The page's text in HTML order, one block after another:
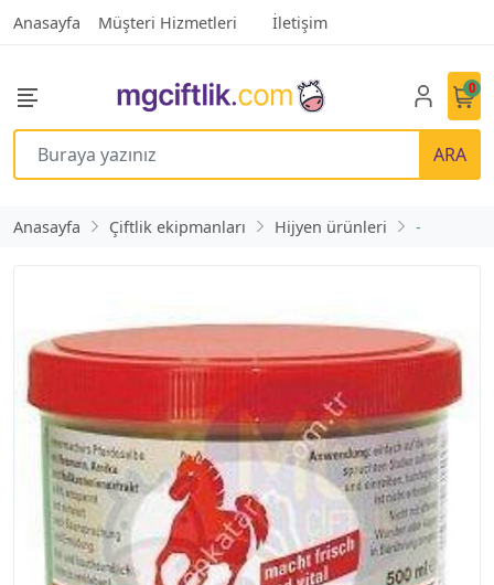
Anasayfa Müşteri Hizmetleri İletişim
ARA
0
Anasayfa Çiftlik ekipmanları Hijyen ürünleri -